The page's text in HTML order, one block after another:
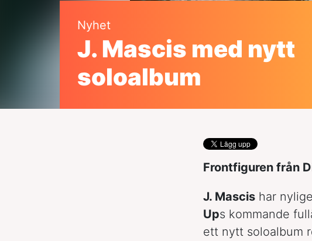
Nyhet
J. Mascis med nytt
soloalbum
Frontfiguren från
J. Mascis har
Ups kommande
ett nytt soloalbum